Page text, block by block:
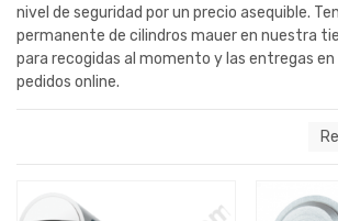
nivel de seguridad por un precio asequible.
permanente de cilindros mauer en nuestra
para recogidas al momento y las entregas en
pedidos online.